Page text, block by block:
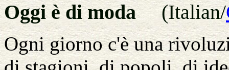
Oggi è di moda(Italian/
Ogni giorno c'è una